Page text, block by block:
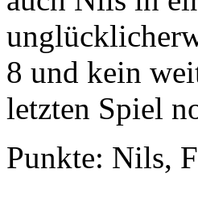
8 und kein
letzten Spiel
Punkte: Nils,